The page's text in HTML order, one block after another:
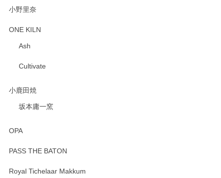
小野里奈
ONE KILN
Ash
Cultivate
小鹿田焼
坂本庸一窯
OPA
PASS THE BATON
Royal Tichelaar Makkum